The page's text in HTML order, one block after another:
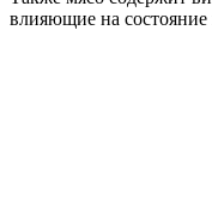
влияющие на